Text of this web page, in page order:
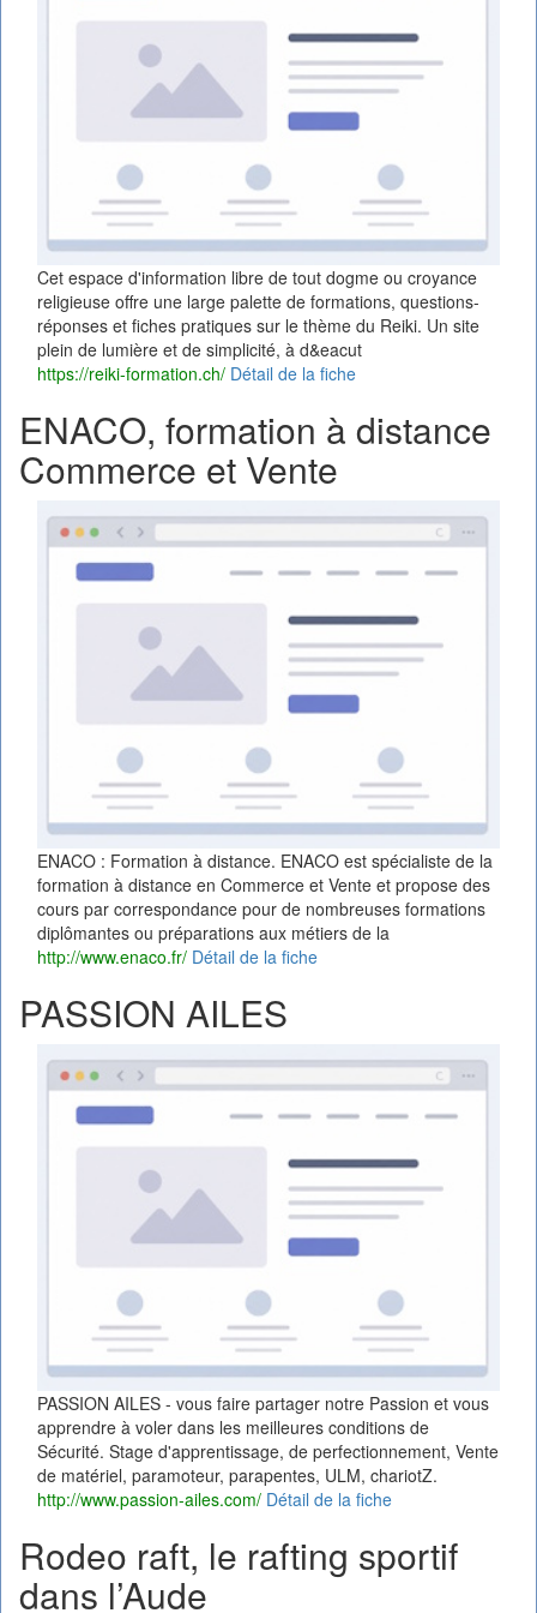
Cet espace d'information libre de tout dogme ou croyance
religieuse offre une large palette de formations, questions-
réponses et fiches pratiques sur le thème du Reiki. Un site
plein de lumière et de simplicité, à d&eacut
https://reiki-formation.ch/ Détail de la fiche
ENACO, formation à distance
Commerce et Vente
ENACO : Formation à distance. ENACO est spécialiste de la
formation à distance en Commerce et Vente et propose des
cours par correspondance pour de nombreuses formations
diplômantes ou préparations aux métiers de la
http://www.enaco.fr/ Détail de la fiche
PASSION AILES
PASSION AILES - vous faire partager notre Passion et vous
apprendre à voler dans les meilleures conditions de
Sécurité. Stage d'apprentissage, de perfectionnement, Vente
de matériel, paramoteur, parapentes, ULM, chariotZ.
http://www.passion-ailes.com/ Détail de la fiche
Rodeo raft, le rafting sportif
dans l’Aude